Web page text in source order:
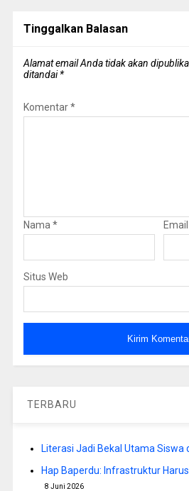
Tinggalkan Balasan
Alamat email Anda tidak akan
ditandai*
Komentar*
Nama* Email
Situs Web
TERBARU
Literasi Jadi Bekal Utama Siswa
Hap Baperdu: Infrastruktur
8 Juni 2026